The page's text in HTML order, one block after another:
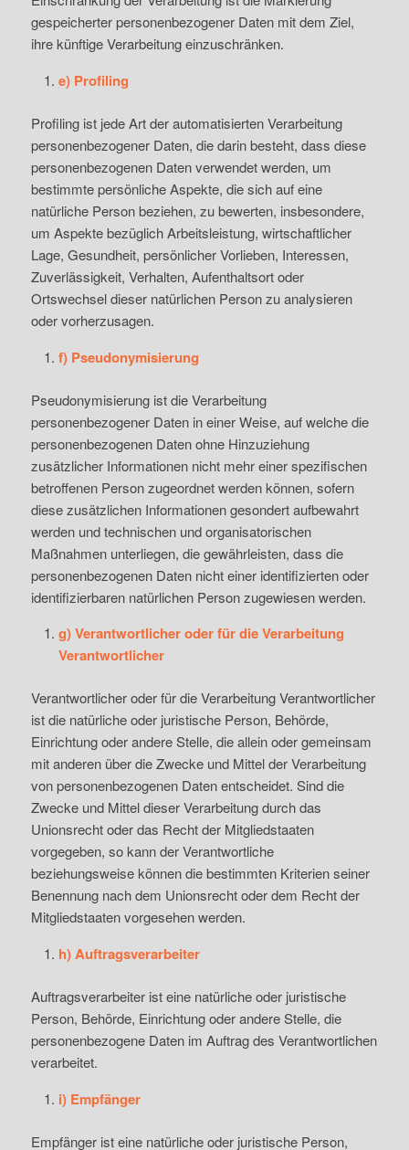
gespeicherter personenbezogener Daten mit dem Ziel,
ihre künftige Verarbeitung einzuschränken.
e) Profiling
Profiling ist jede Art der automatisierten Verarbeitung
personenbezogener Daten, die darin besteht, dass diese
personenbezogenen Daten verwendet werden, um
bestimmte persönliche Aspekte, die sich auf eine
natürliche Person beziehen, zu bewerten, insbesondere,
um Aspekte bezüglich Arbeitsleistung, wirtschaftlicher
Lage, Gesundheit, persönlicher Vorlieben, Interessen,
Zuverlässigkeit, Verhalten, Aufenthaltsort oder
Ortswechsel dieser natürlichen Person zu analysieren
oder vorherzusagen.
f) Pseudonymisierung
Pseudonymisierung ist die Verarbeitung
personenbezogener Daten in einer Weise, auf welche die
personenbezogenen Daten ohne Hinzuziehung
zusätzlicher Informationen nicht mehr einer spezifischen
betroffenen Person zugeordnet werden können, sofern
diese zusätzlichen Informationen gesondert aufbewahrt
werden und technischen und organisatorischen
Maßnahmen unterliegen, die gewährleisten, dass die
personenbezogenen Daten nicht einer identifizierten oder
identifizierbaren natürlichen Person zugewiesen werden.
g) Verantwortlicher oder für die Verarbeitung
Verantwortlicher
Verantwortlicher oder für die Verarbeitung Verantwortlicher
ist die natürliche oder juristische Person, Behörde,
Einrichtung oder andere Stelle, die allein oder gemeinsam
mit anderen über die Zwecke und Mittel der Verarbeitung
von personenbezogenen Daten entscheidet. Sind die
Zwecke und Mittel dieser Verarbeitung durch das
Unionsrecht oder das Recht der Mitgliedstaaten
vorgegeben, so kann der Verantwortliche
beziehungsweise können die bestimmten Kriterien seiner
Benennung nach dem Unionsrecht oder dem Recht der
Mitgliedstaaten vorgesehen werden.
h) Auftragsverarbeiter
Auftragsverarbeiter ist eine natürliche oder juristische
Person, Behörde, Einrichtung oder andere Stelle, die
personenbezogene Daten im Auftrag des Verantwortlichen
verarbeitet.
i) Empfänger
Empfänger ist eine natürliche oder juristische Person,